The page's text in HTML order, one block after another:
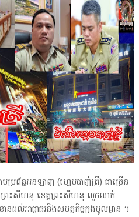
រព័ន្ធអនឡាញ (ហ្គេមបាញ់ត្រី) ជាច្រើន
ងព្រះសីហនុ ខេត្តព្រះសីហនុ លួចលាក់
ដល់អាជ្ញាធរនិងសមត្ថកិច្ចក្នងមូលដ្ឋាន ។